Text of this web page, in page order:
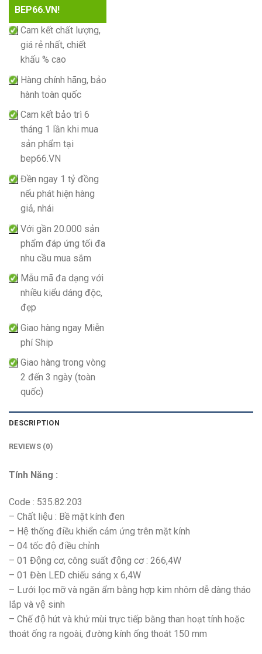
BEP66.VN!
Cam kết chất lượng,
giá rẻ nhất, chiết
khấu % cao
Hàng chính hãng, bảo
hành toàn quốc
Cam kết bảo trì 6
tháng 1 lần khi mua
sản phẩm tại
bep66.VN
Đền ngay 1 tỷ đồng
nếu phát hiện hàng
giả, nhái
Với gần 20.000 sản
phẩm đáp ứng tối đa
nhu cầu mua sắm
Mẫu mã đa dạng với
nhiều kiểu dáng độc,
đẹp
Giao hàng ngay Miễn
phí Ship
Giao hàng trong vòng
2 đến 3 ngày (toàn
quốc)
DESCRIPTION
REVIEWS (0)
Tính Năng :
Code : 535.82.203
– Chất liệu : Bề mặt kính đen
– Hệ thống điều khiển cảm ứng trên mặt kính
– 04 tốc độ điều chỉnh
– 01 Động cơ, công suất động cơ : 266,4W
– 01 Đèn LED chiếu sáng x 6,4W
– Lưới lọc mỡ và ngăn ẩm bằng hợp kim nhôm dễ dàng tháo
lắp và vệ sinh
– Chế độ hút và khử mùi trực tiếp bằng than hoạt tính hoặc
thoát ống ra ngoài, đường kính ống thoát 150 mm